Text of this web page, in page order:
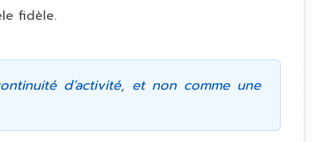
fidèle.
d’activité, et non comme une